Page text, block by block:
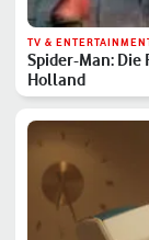
TV &
Spider-Man:
Holland